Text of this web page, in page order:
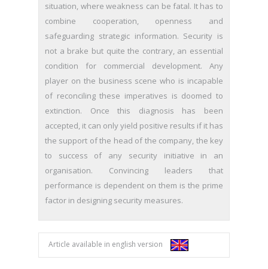
situation, where weakness can be fatal. It has to
combine cooperation, openness and
safeguarding strategic information. Security is
not a brake but quite the contrary, an essential
condition for commercial development. Any
player on the business scene who is incapable
of reconciling these imperatives is doomed to
extinction. Once this diagnosis has been
accepted, it can only yield positive results if it has
the support of the head of the company, the key
to success of any security initiative in an
organisation. Convincing leaders that
performance is dependent on them is the prime
factor in designing security measures.
Article available in english version